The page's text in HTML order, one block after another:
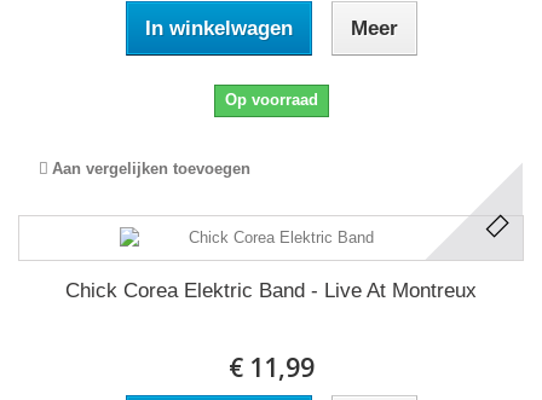
In winkelwagen Meer
Op voorraad
Aan vergelijken toevoegen
Chick Corea Elektric Band - Live At Montreux
€ 11,99